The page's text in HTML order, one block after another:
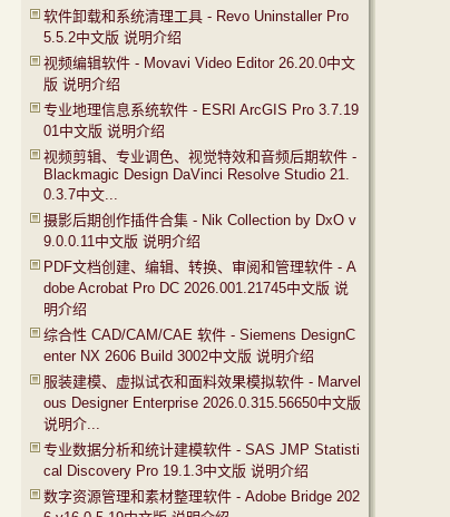
软件卸载和系统清理工具 - Revo Uninstaller Pro
5.5.2中文版 说明介绍
视频编辑软件 - Movavi Video Editor 26.20.0中文
版 说明介绍
专业地理信息系统软件 - ESRI ArcGIS Pro 3.7.19
01中文版 说明介绍
视频剪辑、专业调色、视觉特效和音频后期软件 -
Blackmagic Design DaVinci Resolve Studio 21.
0.3.7中文...
摄影后期创作插件合集 - Nik Collection by DxO v
9.0.0.11中文版 说明介绍
PDF文档创建、编辑、转换、审阅和管理软件 - A
dobe Acrobat Pro DC 2026.001.21745中文版 说
明介绍
综合性 CAD/CAM/CAE 软件 - Siemens DesignC
enter NX 2606 Build 3002中文版 说明介绍
服装建模、虚拟试衣和面料效果模拟软件 - Marvel
ous Designer Enterprise 2026.0.315.56650中文版
说明介...
专业数据分析和统计建模软件 - SAS JMP Statisti
cal Discovery Pro 19.1.3中文版 说明介绍
数字资源管理和素材整理软件 - Adobe Bridge 202